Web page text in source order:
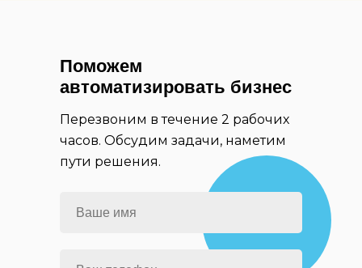
Поможем
автоматизировать бизнес
Перезвоним в течение 2 рабочих
часов. Обсудим задачи, наметим
пути решения.